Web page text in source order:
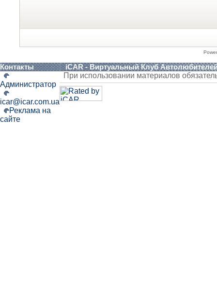
Контакты iCAR - Виртуальный Клуб
Администратор
icar@icar.com.ua
Реклама на
сайте
При использовании материалов